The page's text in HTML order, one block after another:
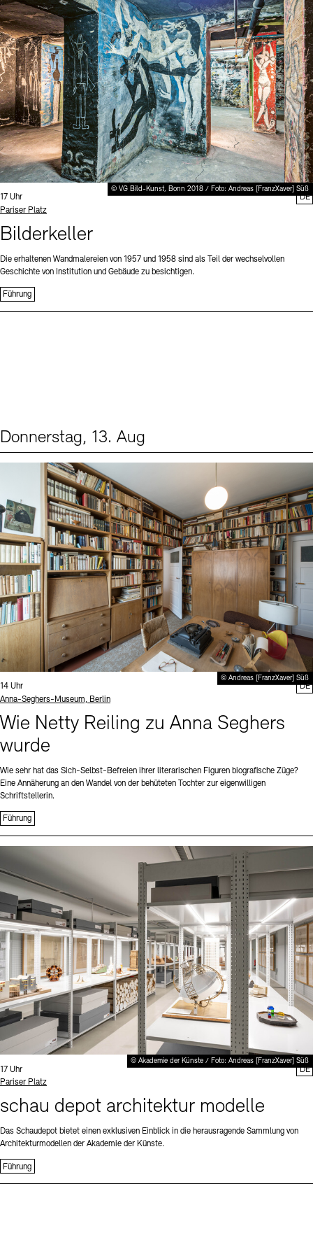
Stellenangebote Newsletter Presse
Nachhaltigkeit Kontakt
Digitale Sammlungen Exil-Archive
© VG Bild-Kunst, Bonn 2018 / Foto: Andreas [FranzXaver] Süß
Uhrzeit:
17 Uhr
Standort
Pariser Platz
Bilderkeller
Die erhaltenen Wandmalereien von 1957 und 1958 sind als Teil der wechselvollen
Geschichte von Institution und Gebäude zu besichtigen.
Führung
DE
Donnerstag, 13. Aug
© Andreas [FranzXaver] Süß
Uhrzeit:
14 Uhr
Standort
Anna-Seghers-Museum, Berlin
Wie Netty Reiling zu Anna Seghers
wurde
Wie sehr hat das Sich-Selbst-Befreien ihrer literarischen Figuren biografische Züge?
Eine Annäherung an den Wandel von der behüteten Tochter zur eigenwilligen
Schriftstellerin.
Führung
DE
© Akademie der Künste / Foto: Andreas [FranzXaver] Süß
Uhrzeit:
17 Uhr
Standort
Pariser Platz
schau depot architektur modelle
Das Schaudepot bietet einen exklusiven Einblick in die herausragende Sammlung von
Architekturmodellen der Akademie der Künste.
Führung
DE